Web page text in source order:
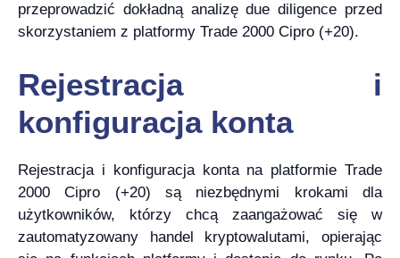
przeprowadzić dokładną analizę due diligence przed
skorzystaniem z platformy Trade 2000 Cipro (+20).
Rejestracja i
konfiguracja konta
Rejestracja i konfiguracja konta na platformie Trade
2000 Cipro (+20) są niezbędnymi krokami dla
użytkowników, którzy chcą zaangażować się w
zautomatyzowany handel kryptowalutami, opierając